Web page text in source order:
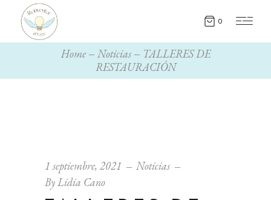
0
Home Noticias
TALLERES DE
RESTAURACIÓN
1 septiembre, 2021
Noticias
ByLidia Cano